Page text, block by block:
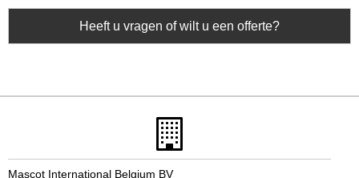
Heeft u vragen of wilt u een offerte?
Mascot International Belgium BV